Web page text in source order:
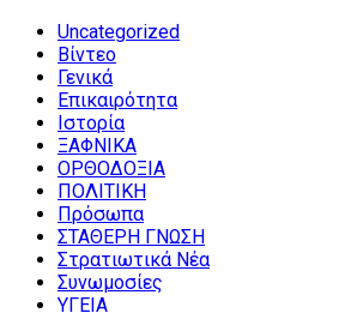
Uncategorized
Βίντεο
Γενικά
Επικαιρότητα
Ιστορία
ΞΑΦΝΙΚΑ
ΟΡΘΟΔΟΞΙΑ
ΠΟΛΙΤΙΚΗ
Πρόσωπα
ΣΤΑΘΕΡΗ ΓΝΩΣΗ
Στρατιωτικά Νέα
Συνωμοσίες
ΥΓΕΙΑ